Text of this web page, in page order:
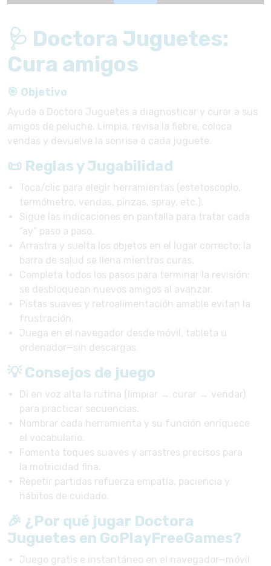
🩺 Doctora Juguetes:
Cura amigos
🎯 Objetivo
Ayuda a Doctora Juguetes a diagnosticar y curar a sus
amigos de peluche. Limpia, revisa la fiebre, coloca
vendas y devuelve la sonrisa a cada juguete.
📜 Reglas y Jugabilidad
Toca/clic para elegir herramientas (estetoscopio,
termómetro, vendas, pinzas, spray, etc.).
Sigue las indicaciones en pantalla para tratar cada
“ay” paso a paso.
Arrastra y suelta los objetos en el lugar correcto; la
barra de salud se llena mientras curas.
Completa todos los pasos para terminar la revisión;
se desbloquean nuevos amigos al avanzar.
Pistas suaves y retroalimentación amable evitan la
frustración.
Juega en el navegador desde móvil, tableta u
ordenador—sin descargas.
💡 Consejos de juego
Di en voz alta la rutina (limpiar → curar → vendar)
para practicar secuencias.
Nombrar cada herramienta y su función enriquece
el vocabulario.
Fomenta toques suaves y arrastres precisos para
la motricidad fina.
Repetir partidas refuerza empatía, paciencia y
hábitos de cuidado.
🎉 ¿Por qué jugar Doctora
Juguetes en GoPlayFreeGames?
Juego gratis e instantáneo en el navegador—móvil